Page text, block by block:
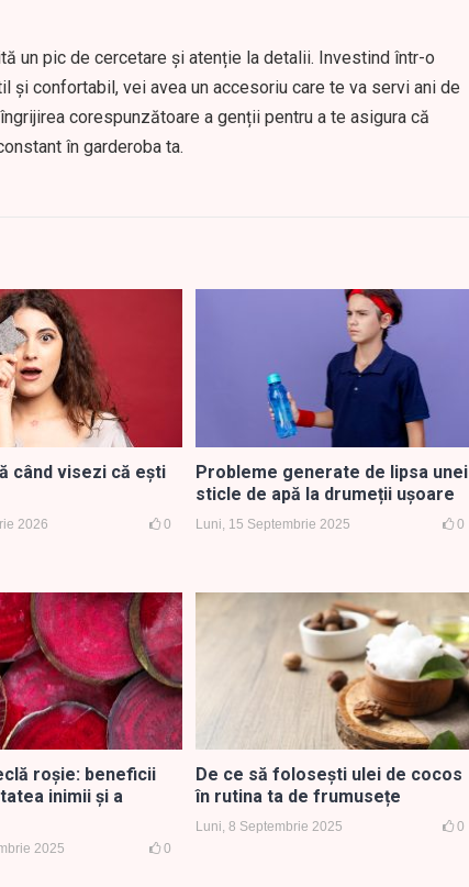
un pic de cercetare și atenție la detalii. Investind într-o
și confortabil, vei avea un accesoriu care te va servi ani de
corespunzătoare a genții pentru a te asigura că
în garderoba ta.
când visezi că ești
2026 0
Probleme generate de lipsa unei
sticle de apă la drumeții ușoare
Luni, 15 Septembrie 2025 0
roșie: beneficii
inimii și a
2025 0
De ce să folosești ulei de cocos
în rutina ta de frumusețe
Luni, 8 Septembrie 2025 0